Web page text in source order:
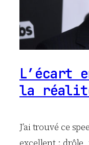
L’écart
la
J’ai trouvé ce